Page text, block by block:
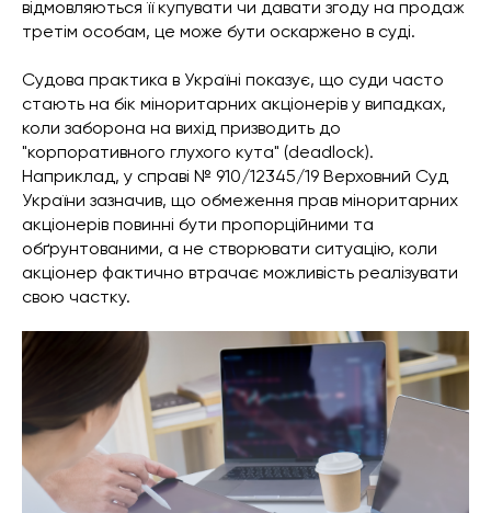
відмовляються її купувати чи давати згоду на продаж
третім особам, це може бути оскаржено в суді.
Судова практика в Україні показує, що суди часто
стають на бік міноритарних акціонерів у випадках,
коли заборона на вихід призводить до
"корпоративного глухого кута" (deadlock).
Наприклад, у справі № 910/12345/19 Верховний Суд
України зазначив, що обмеження прав міноритарних
акціонерів повинні бути пропорційними та
обґрунтованими, а не створювати ситуацію, коли
акціонер фактично втрачає можливість реалізувати
свою частку.